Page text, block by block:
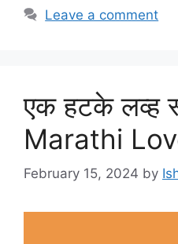
Leave a comment
एक हटके लव्ह
Marathi
February 15, 2024 by